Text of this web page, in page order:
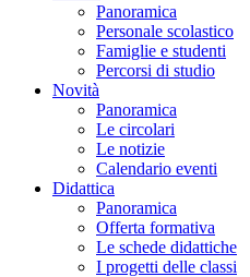
Panoramica
Personale scolastico
Famiglie e studenti
Percorsi di studio
Novità
Panoramica
Le circolari
Le notizie
Calendario eventi
Didattica
Panoramica
Offerta formativa
Le schede didattiche
I progetti delle classi